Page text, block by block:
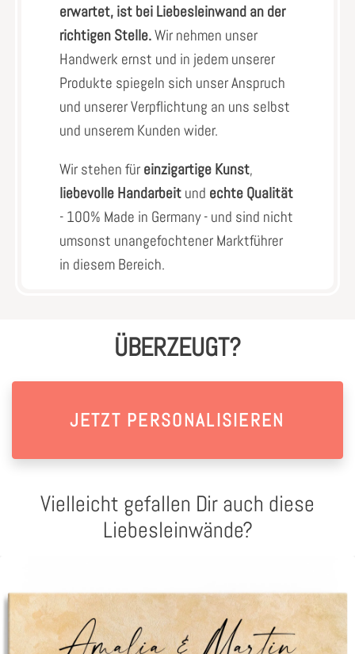
erwartet, ist bei Liebesleinwand an der
richtigen Stelle.Wir nehmen unser
Handwerk ernst und in jedem unserer
Produkte spiegeln sich unser Anspruch
und unserer Verpflichtung an uns selbst
und unserem Kunden wider.
Wir stehen für einzigartige Kunst,
liebevolle Handarbeitund echte Qualität
- 100% Made in Germany - und sind nicht
umsonst unangefochtener Marktführer
in diesem Bereich.
ÜBERZEUGT?
JETZT PERSONALISIEREN
Vielleicht gefallen Dir auch diese
Liebesleinwände?